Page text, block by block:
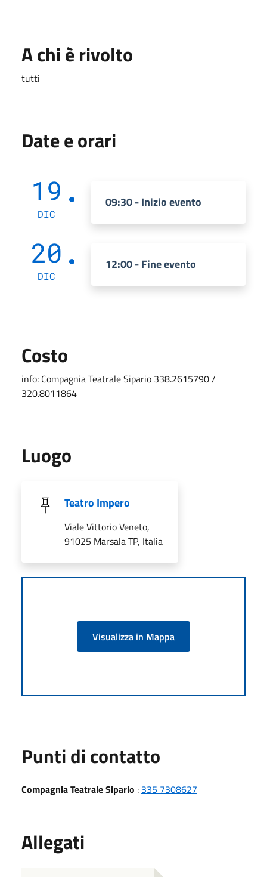
A chi è rivolto
tutti
Date e orari
19
DIC
09:30 - Inizio evento
20
DIC
12:00 - Fine evento
Costo
info: Compagnia Teatrale Sipario 338.2615790 /
320.8011864
Luogo
Teatro Impero
Viale Vittorio Veneto,
91025 Marsala TP, Italia
Visualizza in Mappa
Punti di contatto
Compagnia Teatrale Sipario : 335 7308627
Allegati